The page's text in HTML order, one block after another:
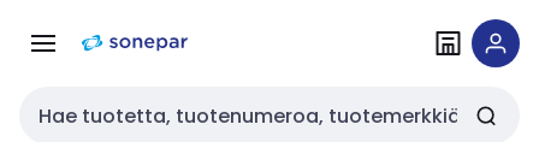
navigointiinsisältöön
Haku